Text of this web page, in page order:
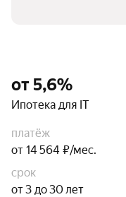
от 5,6%
Ипотека для IT
платёж
от 14 564 ₽/мес.
срок
от 3 до 30 лет